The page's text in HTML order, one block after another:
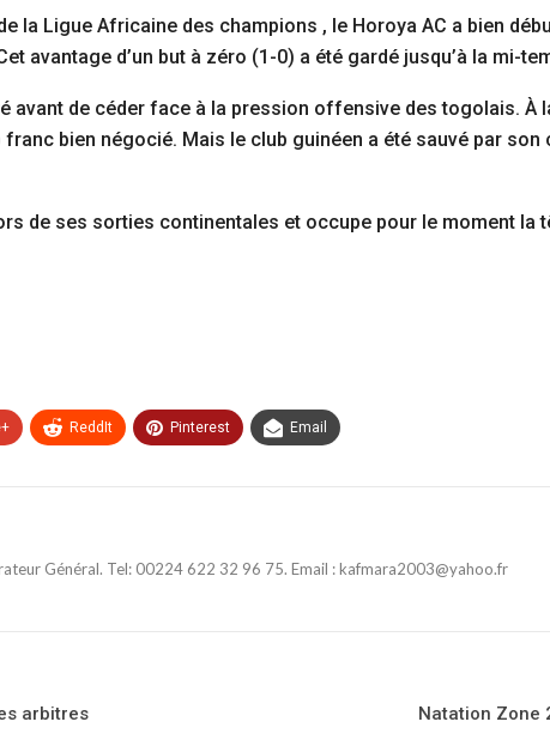
la Ligue Africaine des champions , le Horoya AC a bien
avantage d’un but à zéro (1-0) a été gardé jusqu’à la mi-
avant de céder face à la pression offensive des togolais. À
franc bien négocié. Mais le club guinéen a été sauvé par
de ses sorties continentales et occupe pour le moment la
ReddIt Pinterest Email
Général. Tel: 00224 622 32 96 75. Email : kafmara2003@yahoo.fr
arbitres Natation Zone